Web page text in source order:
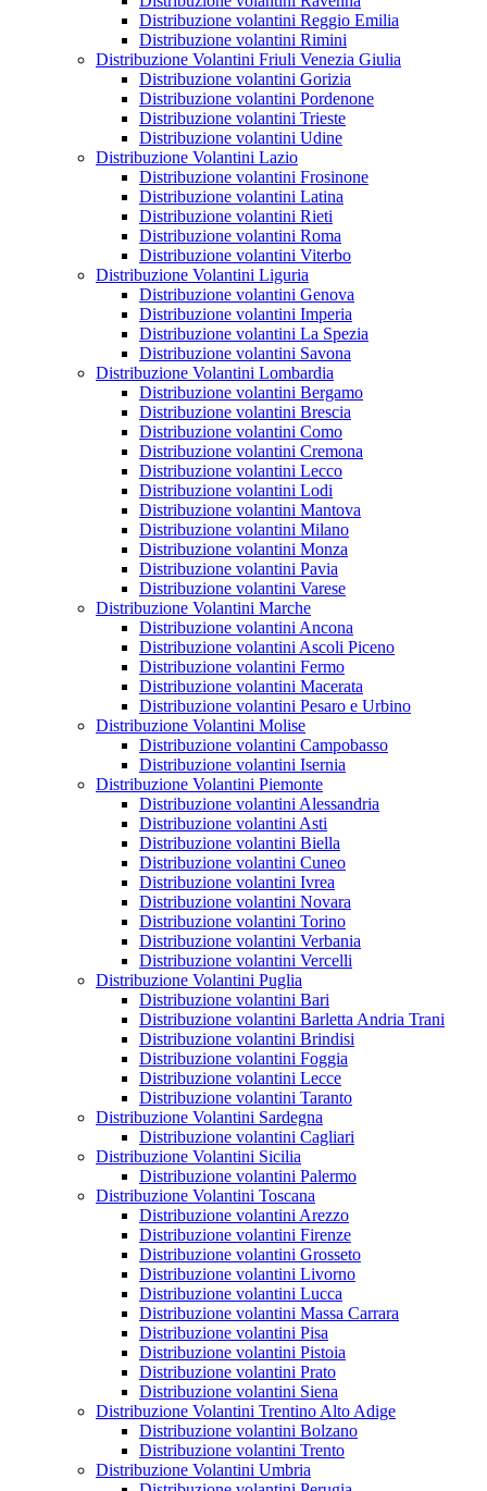
Distribuzione volantini Reggio Emilia
Distribuzione volantini Rimini
Distribuzione Volantini Friuli Venezia Giulia
Distribuzione volantini Gorizia
Distribuzione volantini Pordenone
Distribuzione volantini Trieste
Distribuzione volantini Udine
Distribuzione Volantini Lazio
Distribuzione volantini Frosinone
Distribuzione volantini Latina
Distribuzione volantini Rieti
Distribuzione volantini Roma
Distribuzione volantini Viterbo
Distribuzione Volantini Liguria
Distribuzione volantini Genova
Distribuzione volantini Imperia
Distribuzione volantini La Spezia
Distribuzione volantini Savona
Distribuzione Volantini Lombardia
Distribuzione volantini Bergamo
Distribuzione volantini Brescia
Distribuzione volantini Como
Distribuzione volantini Cremona
Distribuzione volantini Lecco
Distribuzione volantini Lodi
Distribuzione volantini Mantova
Distribuzione volantini Milano
Distribuzione volantini Monza
Distribuzione volantini Pavia
Distribuzione volantini Varese
Distribuzione Volantini Marche
Distribuzione volantini Ancona
Distribuzione volantini Ascoli Piceno
Distribuzione volantini Fermo
Distribuzione volantini Macerata
Distribuzione volantini Pesaro e Urbino
Distribuzione Volantini Molise
Distribuzione volantini Campobasso
Distribuzione volantini Isernia
Distribuzione Volantini Piemonte
Distribuzione volantini Alessandria
Distribuzione volantini Asti
Distribuzione volantini Biella
Distribuzione volantini Cuneo
Distribuzione volantini Ivrea
Distribuzione volantini Novara
Distribuzione volantini Torino
Distribuzione volantini Verbania
Distribuzione volantini Vercelli
Distribuzione Volantini Puglia
Distribuzione volantini Bari
Distribuzione volantini Barletta Andria Trani
Distribuzione volantini Brindisi
Distribuzione volantini Foggia
Distribuzione volantini Lecce
Distribuzione volantini Taranto
Distribuzione Volantini Sardegna
Distribuzione volantini Cagliari
Distribuzione Volantini Sicilia
Distribuzione volantini Palermo
Distribuzione Volantini Toscana
Distribuzione volantini Arezzo
Distribuzione volantini Firenze
Distribuzione volantini Grosseto
Distribuzione volantini Livorno
Distribuzione volantini Lucca
Distribuzione volantini Massa Carrara
Distribuzione volantini Pisa
Distribuzione volantini Pistoia
Distribuzione volantini Prato
Distribuzione volantini Siena
Distribuzione Volantini Trentino Alto Adige
Distribuzione volantini Bolzano
Distribuzione volantini Trento
Distribuzione Volantini Umbria